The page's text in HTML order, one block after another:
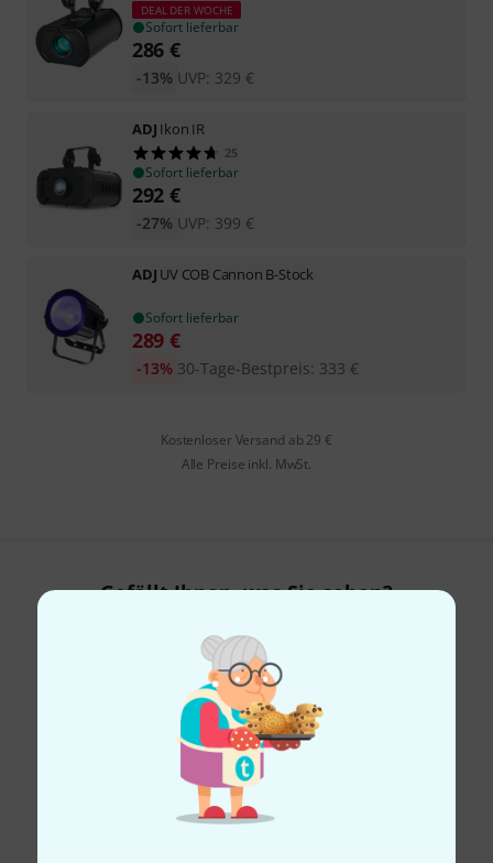
DEAL DER WOCHE
Sofort lieferbar
286 €
UVP: 329 €
-13%
ADJ Ikon IR
25
Sofort lieferbar
292 €
UVP: 399 €
-27%
ADJ UV COB Cannon B-Stock
Sofort lieferbar
289 €
30-Tage-Bestpreis: 333 €
-13%
Kostenloser Versand ab 29 €
Alle Preise inkl. MwSt.
Gefällt Ihnen, was Sie sehen?
Hilfe & Feedback